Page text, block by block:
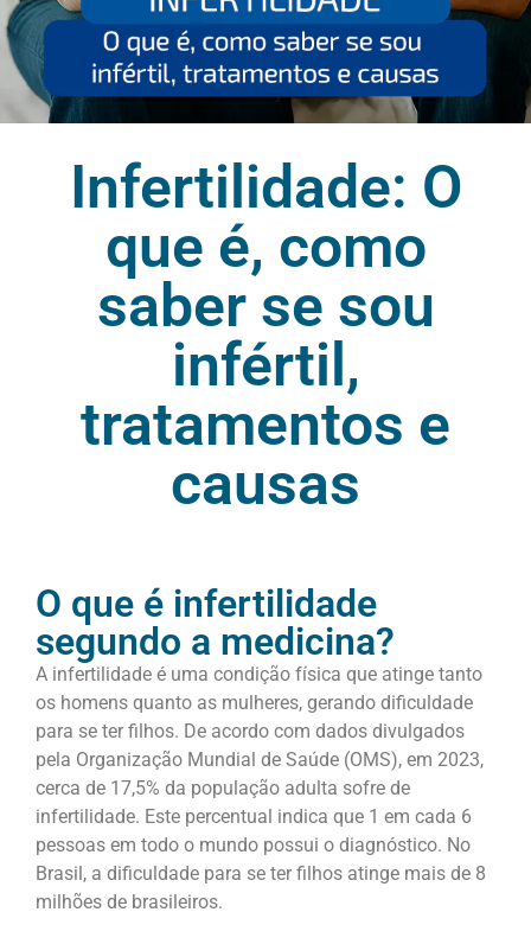
Infertilidade: O
que é, como
saber se sou
infértil,
tratamentos e
causas
O que é infertilidade
segundo a medicina?
A infertilidade é uma condição física que atinge tanto
os homens quanto as mulheres, gerando dificuldade
para se ter filhos. De acordo com dados divulgados
pela Organização Mundial de Saúde (OMS), em 2023,
cerca de 17,5% da população adulta sofre de
infertilidade. Este percentual indica que 1 em cada 6
pessoas em todo o mundo possui o diagnóstico. No
Brasil, a dificuldade para se ter filhos atinge mais de 8
milhões de brasileiros.